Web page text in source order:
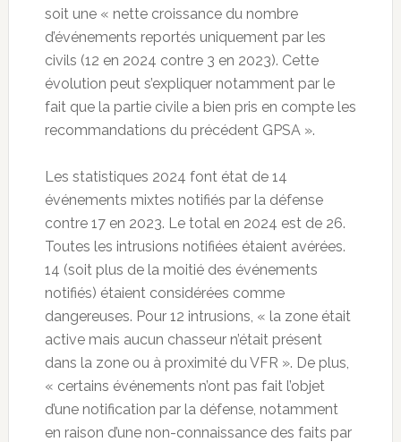
soit une « nette croissance du nombre
d’événements reportés uniquement par les
civils (12 en 2024 contre 3 en 2023). Cette
évolution peut s’expliquer notamment par le
fait que la partie civile a bien pris en compte les
recommandations du précédent GPSA ».
Les statistiques 2024 font état de 14
événements mixtes notifiés par la défense
contre 17 en 2023. Le total en 2024 est de 26.
Toutes les intrusions notifiées étaient avérées.
14 (soit plus de la moitié des événements
notifiés) étaient considérées comme
dangereuses. Pour 12 intrusions, « la zone était
active mais aucun chasseur n’était présent
dans la zone ou à proximité du VFR ». De plus,
« certains événements n’ont pas fait l’objet
d’une notification par la défense, notamment
en raison d’une non-connaissance des faits par